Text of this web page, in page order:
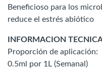
Beneficioso para los
reduce el estrés abiótico
INFORMACION
Proporción de aplicación:
0.5ml por 1L (Semanal)